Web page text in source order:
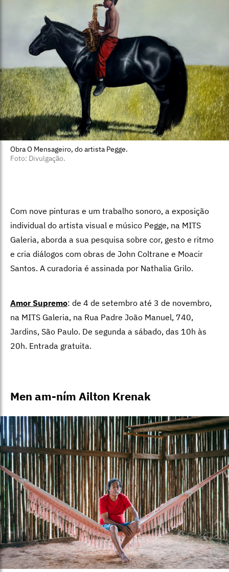
Obra O Mensageiro, do artista Pegge.
Foto: Divulgação.
Com nove pinturas e um trabalho sonoro, a exposição
individual do artista visual e músico Pegge, na MITS
Galeria, aborda a sua pesquisa sobre cor, gesto e ritmo
e cria diálogos com obras de John Coltrane e Moacir
Santos. A curadoria é assinada por Nathalia Grilo.
Amor Supremo: de 4 de setembro até 3 de novembro,
na MITS Galeria, na Rua Padre João Manuel, 740,
Jardins, São Paulo. De segunda a sábado, das 10h às
20h. Entrada gratuita.
Men am-ním Ailton Krenak